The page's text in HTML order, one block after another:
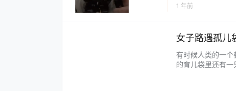
1 年前
女子路遇孤儿
有时候人类的一
的育儿袋里还有